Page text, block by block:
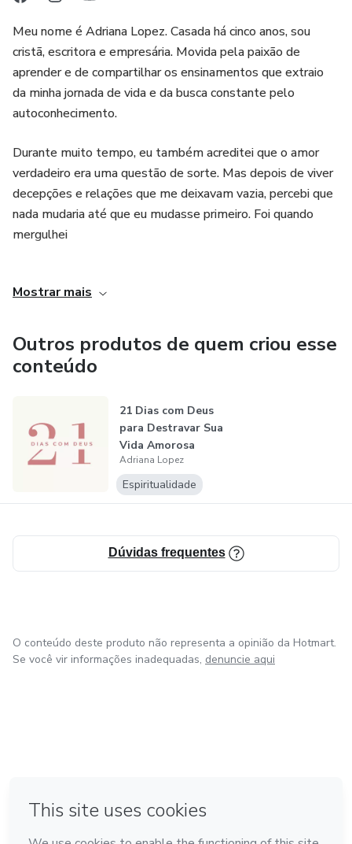
Meu nome é Adriana Lopez. Casada há cinco anos, sou
cristã, escritora e empresária. Movida pela paixão de
aprender e de compartilhar os ensinamentos que extraio
da minha jornada de vida e da busca constante pelo
autoconhecimento.
Durante muito tempo, eu também acreditei que o amor
verdadeiro era uma questão de sorte. Mas depois de viver
decepções e relações que me deixavam vazia, percebi que
nada mudaria até que eu mudasse primeiro. Foi quando
mergulhei
dentro de mim. Essa jornada transformou completamente
a forma como eu me relaciono comigo e com o outro.
Afetiva - Do Autoconhecimento ao Altar”, para guiar
outras mulheres nesse mesmo caminho de reencontro,
amadurecimento e amor consciente.
Mostrar mais
Outros produtos de quem criou esse
conteúdo
21 Dias com Deus
para Destravar Sua
Vida Amorosa
Adriana Lopez
Espiritualidade
Dúvidas frequentes
O conteúdo deste produto não representa a opinião da Hotmart.
Se você vir informações inadequadas, denuncie aqui
Feito com ❤ em Bogotá